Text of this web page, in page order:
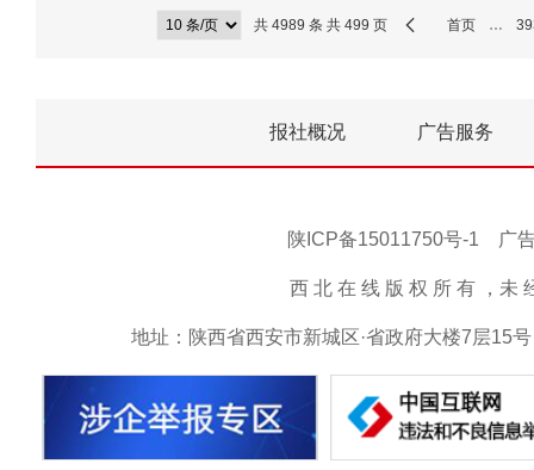
共 4989 条 共 499 页 首页 …
报社概况 广告服务
陕ICP备15011750号-1 广
西 北 在 线 版 权 所 有 ，未
地址：陕西省西安市新城区·省政府大楼7层